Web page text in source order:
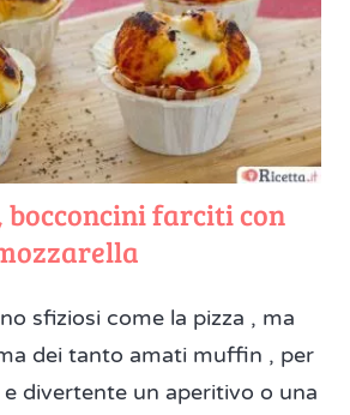
farciti con
sfiziosi come la pizza , ma
dei tanto amati muffin , per
divertente un aperitivo o una